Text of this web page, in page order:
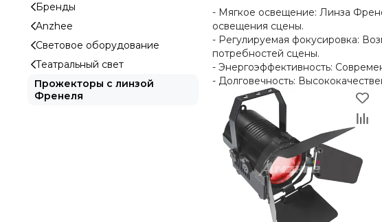
- Мягкое освещение: Линза
освещения сцены.
- Регулируемая фокусировка:
потребностей сцены.
- Энергоэффективность:
- Долговечность:
Бренды
Anzhee
Световое оборудование
Театральный свет
Прожекторы с линзой
Френеля